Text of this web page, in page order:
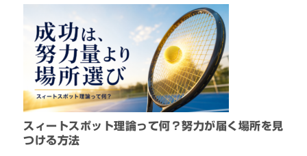
スィートスポット理論って何？努力が届く場所を見
つける方法